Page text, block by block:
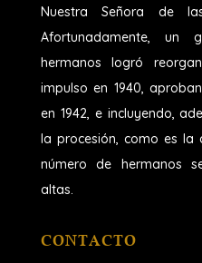
Nuestra Señora de
Afortunadamente, un
hermanos logró
impulso en 1940,
en 1942, e incluyendo,
la procesión, como es la
número de hermanos
altas.
CONTACTO